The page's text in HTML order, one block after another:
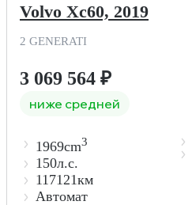
Volvo Xc60, 2019
2 GENERATI
3 069 564 ₽
ниже средней
1969cm3
150л.с.
117121км
Автомат